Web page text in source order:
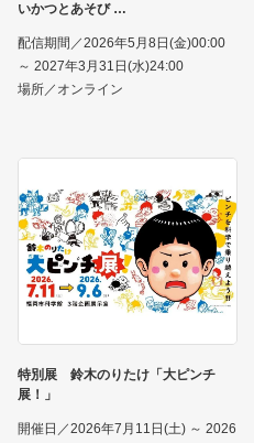
いかつとあそび
配信期間／2026年5月8日(金)00:00
～ 2027年3月31日(水)24:00
場所／オンライン
特別展 鈴木のりたけ「大ピンチ
展！」
開催日／2026年7月11日(土) ～ 2026